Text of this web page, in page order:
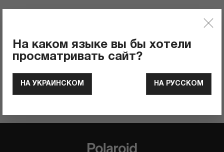
0
ОСТАВИТЬ ОТЗЫВ
На каком языке вы бы хотели
просматривать сайт?
НА УКРАИНСКОМ НА РУССКОМ